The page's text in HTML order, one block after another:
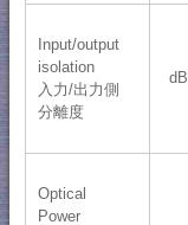
Input/output
isolation
入力/出力側
分離度
dB
Optical
Power